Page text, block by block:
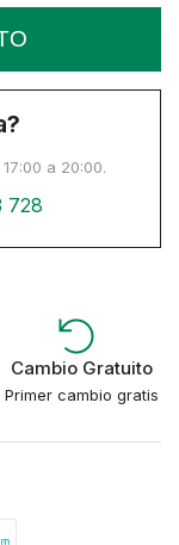
a 20:00.
728
Cambio Gratuito
Primer cambio gratis